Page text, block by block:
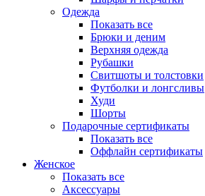
Одежда
Показать все
Брюки и деним
Верхняя одежда
Рубашки
Свитшоты и толстовки
Футболки и лонгсливы
Худи
Шорты
Подарочные сертификаты
Показать все
Оффлайн сертификаты
Женское
Показать все
Аксессуары